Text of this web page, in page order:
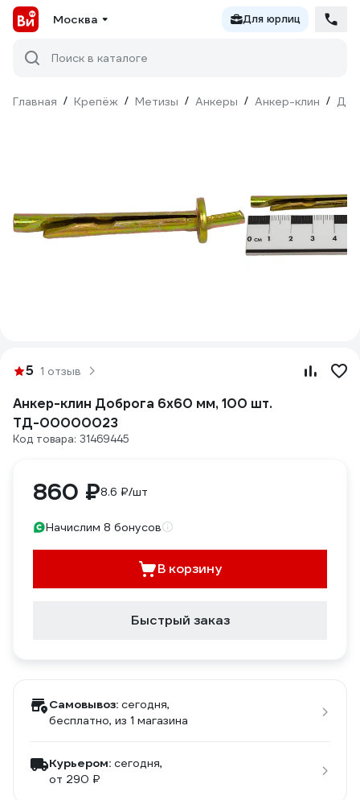
Москва Для юрлиц
Поиск в каталоге
Главная / Крепёж / Метизы / Анкеры / Анкер-клин /
5 1 отзыв
Анкер-клин Доброга 6x60 мм, 100 шт.
ТД-00000023
Код товара: 31469445
860 ₽8.6 ₽/шт
Начислим 8 бонусов
В корзину
Быстрый заказ
Самовывоз: сегодня,
бесплатно, из 1 магазина
Курьером: сегодня,
от 290 ₽